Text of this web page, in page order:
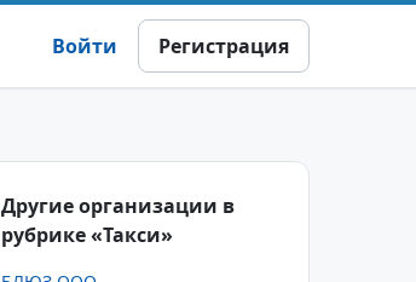
Войти Регистрация
Другие организации в
рубрике «Такси»